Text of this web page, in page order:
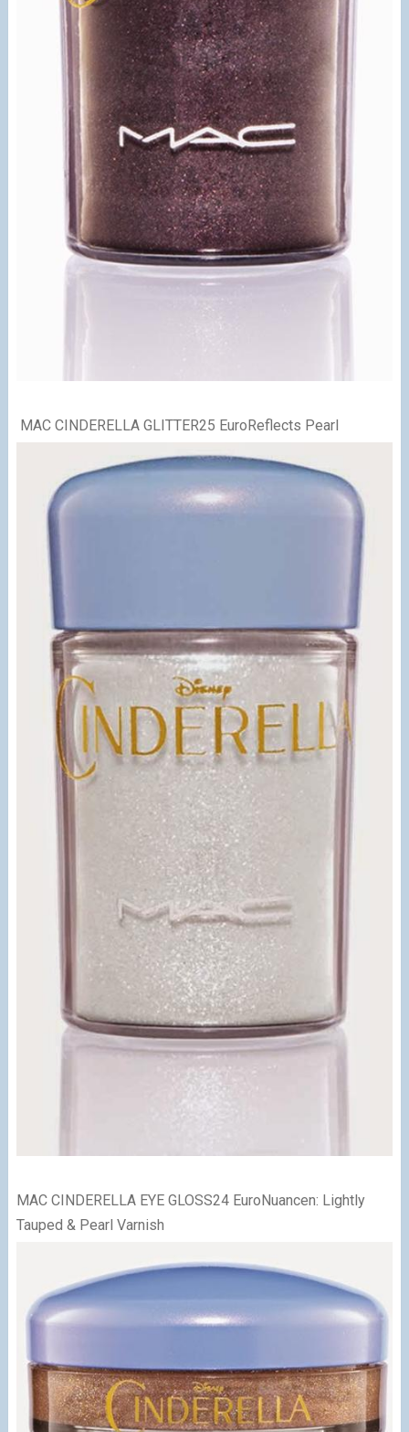
MAC CINDERELLA GLITTER25 EuroReflects Pearl
MAC CINDERELLA EYE GLOSS24 EuroNuancen: Lightly
Tauped & Pearl Varnish